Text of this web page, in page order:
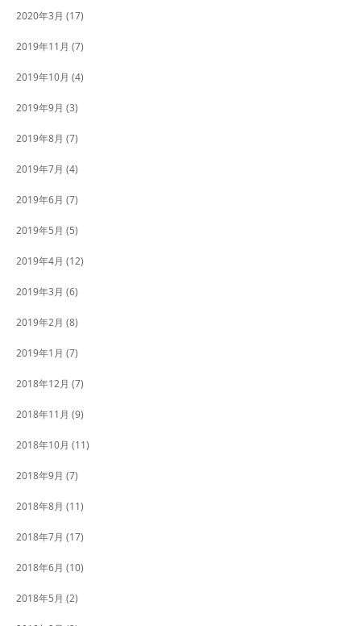
2020年3月 (17)
2019年11月 (7)
2019年10月 (4)
2019年9月 (3)
2019年8月 (7)
2019年7月 (4)
2019年6月 (7)
2019年5月 (5)
2019年4月 (12)
2019年3月 (6)
2019年2月 (8)
2019年1月 (7)
2018年12月 (7)
2018年11月 (9)
2018年10月 (11)
2018年9月 (7)
2018年8月 (11)
2018年7月 (17)
2018年6月 (10)
2018年5月 (2)